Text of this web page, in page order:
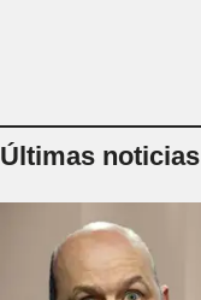
Últimas noticias